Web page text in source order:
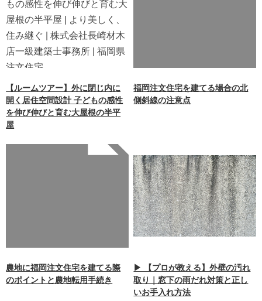
【ルームツアー】外に閉じ内に
開く居住空間設計 子どもの感性
を伸び伸びと育む大屋根の半平
屋
content/themes/nagasaki/f
unctions.phpon line 87
福岡注文住宅を建てる場合の北
側斜線の注意点
content/themes/nagasaki/f
unctions.phpon line 87
農地に福岡注文住宅を建てる際
のポイントと農地転用手続き
▶ 【プロが教える】外壁の汚れ
取り｜窓下の雨だれ対策と正し
いお手入れ方法